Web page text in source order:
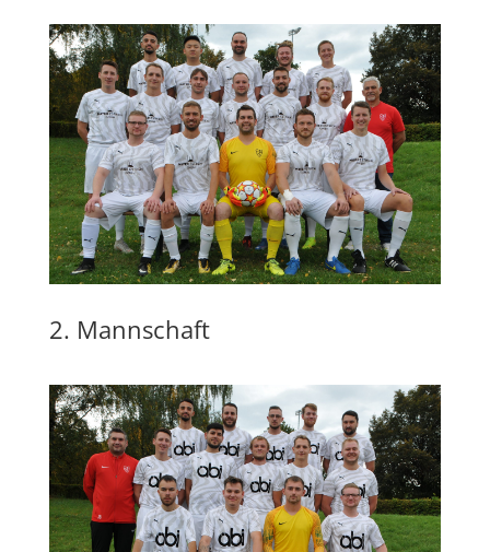
2. Mannschaft